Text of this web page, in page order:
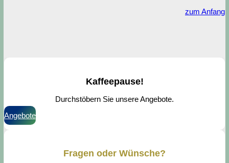
zum Anfang
Kaffeepause!
Durchstöbern Sie unsere Angebote.
Angebote
Fragen oder Wünsche?